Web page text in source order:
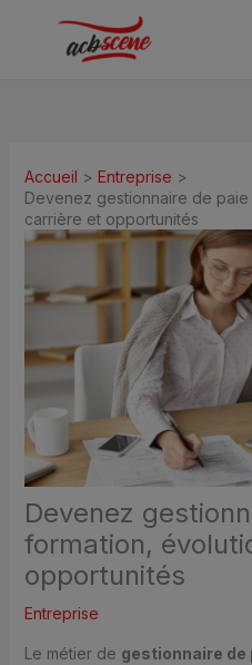
Accueil
Entreprise
Devenez gestionnaire de
carrière et opportunités
Devenez
formation,
opportunités
Entreprise
Le métier de gestionnaire de